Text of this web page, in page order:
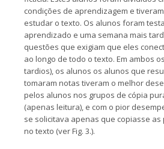
condições de aprendizagem e
estudar o texto. Os alunos foram
aprendizado e uma semana mais
questões que exigiam que eles
ao longo de todo o texto. Em ambos
tardios), os alunos os alunos que
tomaram notas tiveram o melhor
pelos alunos nos grupos de cópia
(apenas leitura), e com o pior
se solicitava apenas que copiasse
no texto (ver Fig. 3.).